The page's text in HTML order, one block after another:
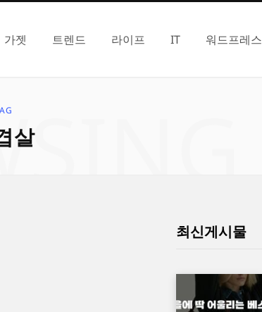
가젯 트렌드 라이프 IT 워드프레스
살
최신게시물